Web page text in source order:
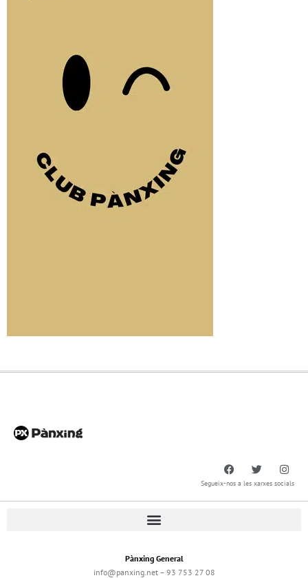
Segueix-nos a les xarxes socials
Pànxing General
info@panxing.net – 93 753 27 08